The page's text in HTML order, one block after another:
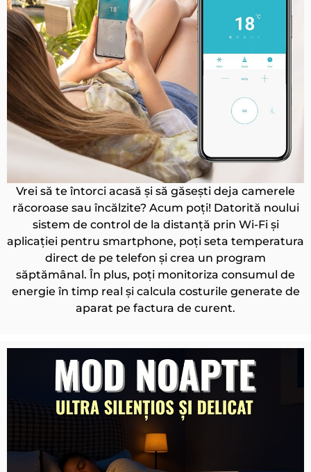
Vrei să te întorci acasă și să găsești deja camerele
răcoroase sau încălzite? Acum poți! Datorită noului
sistem de control de la distanță prin Wi-Fi și
aplicației pentru smartphone, poți seta temperatura
direct de pe telefon și crea un program
săptămânal. În plus, poți monitoriza consumul de
energie în timp real și calcula costurile generate de
aparat pe factura de curent.